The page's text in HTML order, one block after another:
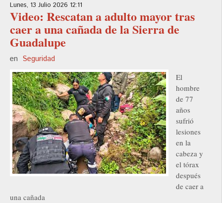
Lunes, 13 Julio 2026 12:11
Video: Rescatan a adulto mayor tras
caer a una cañada de la Sierra de
Guadalupe
en Seguridad
El
hombre
de 77
años
sufrió
lesiones
en la
cabeza y
el tórax
después
de caer a
una cañada